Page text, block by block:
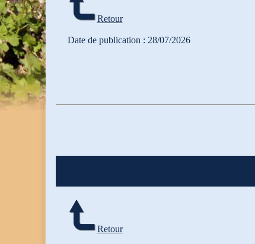
Retour
Date de publication : 28/07/2026
Retour